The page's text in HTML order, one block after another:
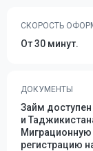
СКОРОСТЬ
От 30 минут.
ДОКУМЕНТЫ
Займ
и
регистрацию